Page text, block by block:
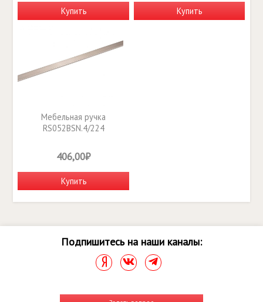
Купить Купить
Мебельная ручка
RS052BSN.4/224
406,00₽
Купить
Подпишитесь на наши каналы: